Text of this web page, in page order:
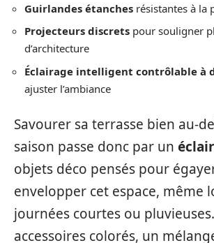
Guirlandes étanches résistantes à la
Projecteurs discrets pour souligner
d’architecture
Éclairage intelligent contrôlable à
ajuster l’ambiance
Savourer sa terrasse bien au-
saison passe donc par un
objets déco pensés pour
envelopper cet espace, même
journées courtes ou
accessoires colorés, un